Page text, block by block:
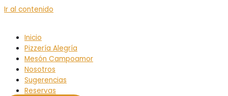
Ir al contenido
Inicio
Pizzería Alegría
Mesón Campoamor
Nosotros
Sugerencias
Reservas